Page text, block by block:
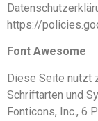
https://
Font Awesome
Diese Seite nutzt
Schriftarten und
Fonticons, Inc., 6